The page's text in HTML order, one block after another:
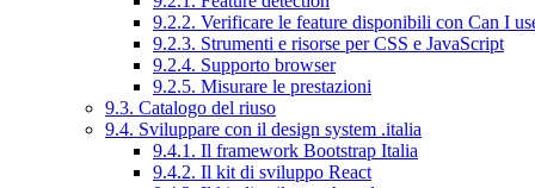
9.2.2. Verificare le feature disponibili con Can I
9.2.3. Strumenti e risorse per CSS e JavaScript
9.2.4. Supporto browser
9.2.5. Misurare le prestazioni
9.3. Catalogo del riuso
9.4. Sviluppare con il design system .italia
9.4.1. Il framework Bootstrap Italia
9.4.2. Il kit di sviluppo React